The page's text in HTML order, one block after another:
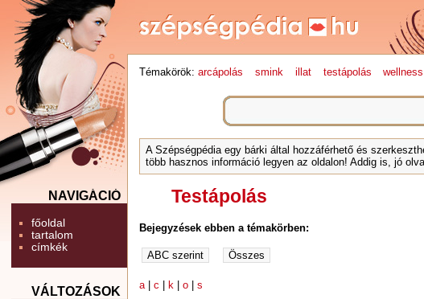
NAVIGÁCIÓ
főoldal
tartalom
címkék
VÁLTOZÁSOK
Témakörök: arcápolás smink illat testápolás wellness
A Szépségpédia egy bárki által hozzáférhető és
több hasznos információ legyen az oldalon! Addig is, jó
Testápolás
Bejegyzések ebben a témakörben:
a |c k |o |s